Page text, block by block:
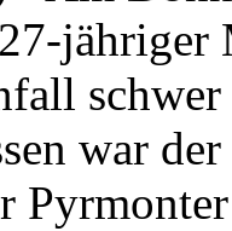
jähriger
war